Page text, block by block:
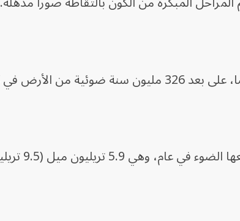
في كوكبة هيدرا.
ميل (9.5 تريليون كيلومتر).